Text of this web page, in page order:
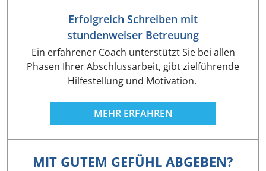
Erfolgreich Schreiben mit
stundenweiser Betreuung
Ein erfahrener Coach unterstützt Sie bei allen
Phasen Ihrer Abschlussarbeit, gibt zielführende
Hilfestellung und Motivation.
MEHR ERFAHREN
MIT GUTEM GEFÜHL ABGEBEN?